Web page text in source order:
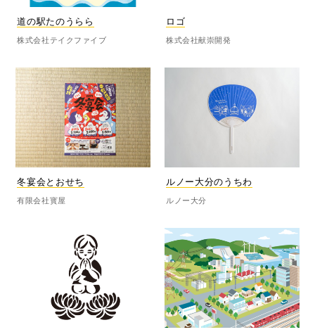
道の駅たのうらら
株式会社テイクファイブ
ロゴ
株式会社献崇開発
冬宴会とおせち
有限会社寳屋
ルノー大分のうちわ
ルノー大分